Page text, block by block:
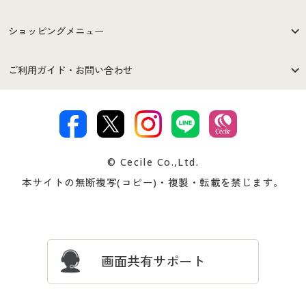
はじめての方へ
セシールご利用規約
著作権・商標について 会社案内
ショッピングメニュー
商品カテゴリ
プレゼント＆キャンペーン サイトマップ
ご利用ガイド・お問い合わせ
交換・返品は お支払は
ついて
忘れの場合
© Cecile Co.,Ltd.
本サイトの無断複写(コピー)・複製・転載を禁じます。
画面共有サポート